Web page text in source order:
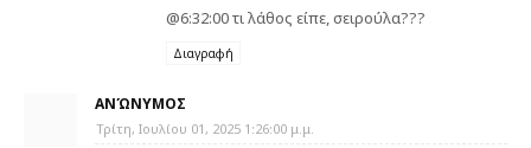
@6:32:00 τι λάθος είπε, σειρούλα???
Διαγραφή
ΑΝΏΝΥΜΟΣ
Τρίτη, Ιουλίου 01, 2025 1:26:00 μ.μ.